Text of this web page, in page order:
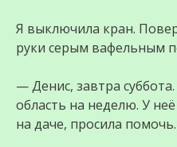
Я выключила кран.
руки серым вафельным
— Денис, завтра
область на неделю. У
на даче, просила помочь.